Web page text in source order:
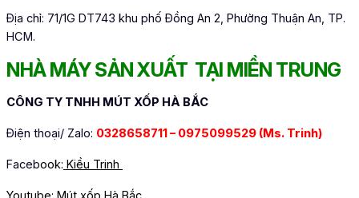
Địa chỉ: 71/1G DT743 khu phố Đồng An 2, Phường Thuận An, TP.
HCM.
NHÀ MÁY SẢN XUẤT TẠI MIỀN TRUNG
CÔNG TY TNHH MÚT XỐP HÀ BẮC
Điện thoại/ Zalo: 0328658711 – 0975099529 (Ms. Trinh)
Facebook: Kiều Trinh